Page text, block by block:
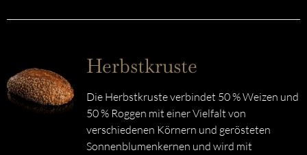
Herbstkruste
Die Herbstkruste verbindet 50 % Weizen und
50 % Roggen mit einer Vielfalt von
verschiedenen Körnern und gerösteten
Sonnenblumenkernen und wird mit